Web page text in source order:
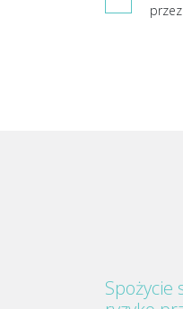
Spożycie